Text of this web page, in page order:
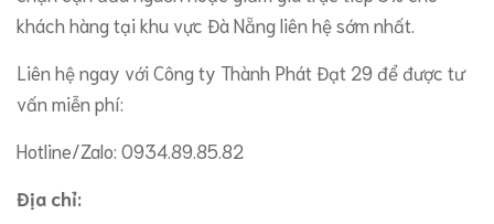
khách hàng tại khu vực Đà Nẵng liên hệ sớm nhất.
​Liên hệ ngay với Công ty Thành Phát Đạt 29 để được tư
vấn miễn phí:
​Hotline/Zalo: 0934.89.85.82
​Địa chỉ: